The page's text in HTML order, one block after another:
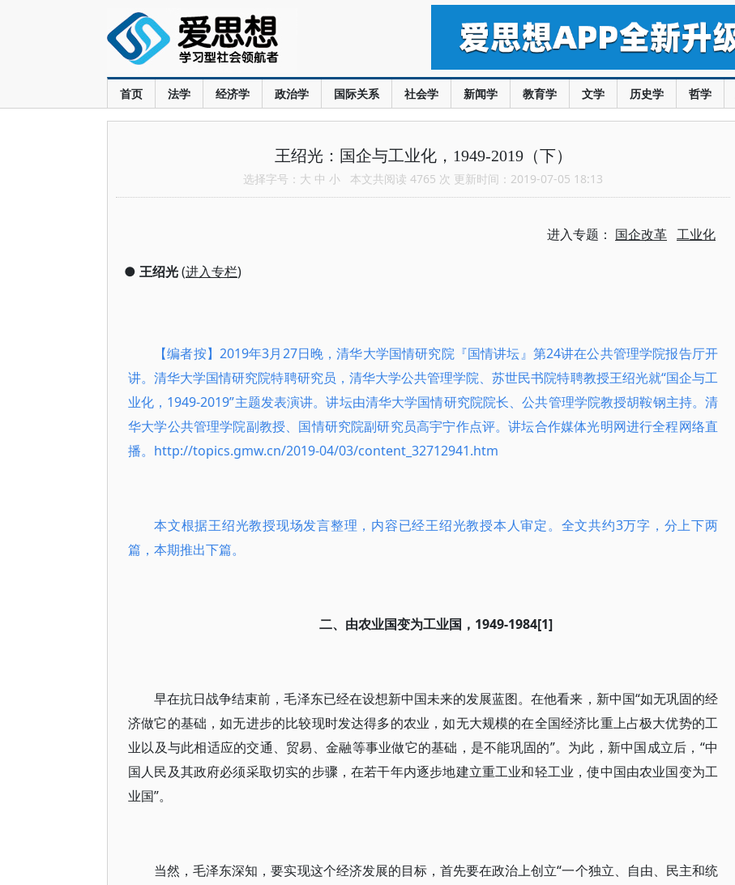
首页 法学 经济学 政治学 国际关系 社会学 新闻学 教育学 文学 历史学 哲学
王绍光：国企与工业化，1949-2019（下）
选择字号： 大 中 小 本文共阅读 4765 次 更新时间：2019-07-05 18:13
进入专题： 国企改革 工业化
● 王绍光(进入专栏)
【编者按】2019年3月27日晚，清华大学国情研究院『国情讲坛』第24讲在公共管理学院报告厅开
讲。清华大学国情研究院特聘研究员，清华大学公共管理学院、苏世民书院特聘教授王绍光就“国企与工
业化，1949-2019”主题发表演讲。讲坛由清华大学国情研究院院长、公共管理学院教授胡鞍钢主持。清
华大学公共管理学院副教授、国情研究院副研究员高宇宁作点评。讲坛合作媒体光明网进行全程网络直
播。http://topics.gmw.cn/2019-04/03/content_32712941.htm
本文根据王绍光教授现场发言整理，内容已经王绍光教授本人审定。全文共约3万字，分上下两
篇，本期推出下篇。
二、由农业国变为工业国，1949-1984[1]
早在抗日战争结束前，毛泽东已经在设想新中国未来的发展蓝图。在他看来，新中国“如无巩固的经
济做它的基础，如无进步的比较现时发达得多的农业，如无大规模的在全国经济比重上占极大优势的工
业以及与此相适应的交通、贸易、金融等事业做它的基础，是不能巩固的”。为此，新中国成立后，“中
国人民及其政府必须采取切实的步骤，在若干年内逐步地建立重工业和轻工业，使中国由农业国变为工
业国”。
当然，毛泽东深知，要实现这个经济发展的目标，首先要在政治上创立“一个独立、自由、民主和统